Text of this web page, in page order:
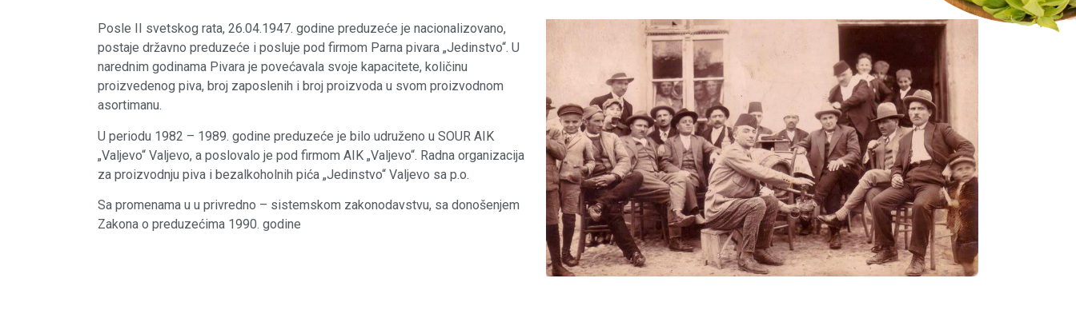
Posle II svetskog rata, 26.04.1947. godine preduzeće je nacionalizovano,
postaje državno preduzeće i posluje pod firmom Parna pivara „Jedinstvo“. U
narednim godinama Pivara je povećavala svoje kapacitete, količinu
proizvedenog piva, broj zaposlenih i broj proizvoda u svom proizvodnom
asortimanu.
U periodu 1982 – 1989. godine preduzeće je bilo udruženo u SOUR AIK
„Valjevo“ Valjevo, a poslovalo je pod firmom AIK „Valjevo“. Radna organizacija
za proizvodnju piva i bezalkoholnih pića „Jedinstvo“ Valjevo sa p.o.
Sa promenama u u privredno – sistemskom zakonodavstvu, sa donošenjem
Zakona o preduzećima 1990. godine